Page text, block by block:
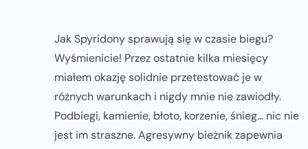
Jak Spyridony sprawują się w czasie biegu?
Wyśmienicie! Przez ostatnie kilka miesięcy
miałem okazję solidnie przetestować je w
różnych warunkach i nigdy mnie nie zawiodły.
Podbiegi, kamienie, błoto, korzenie, śnieg… nic nie
jest im straszne. Agresywny bieżnik zapewnia